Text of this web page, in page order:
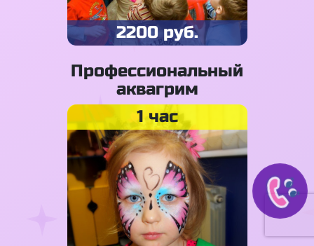
2200 руб.
Профессиональный
аквагрим
1 час